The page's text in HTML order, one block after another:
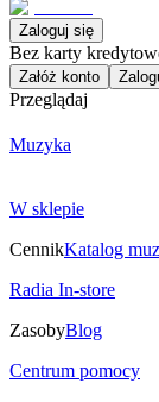
Zaloguj się
Bez karty
Załóż konto
Przeglądaj
Muzyka
W sklepie
CennikKatalog
Radia In-store
ZasobyBlog
Centrum pomocy